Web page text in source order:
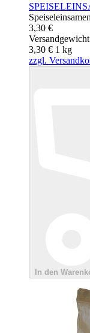
3,30 €
3,30 € 1 kg
zzgl.
In den